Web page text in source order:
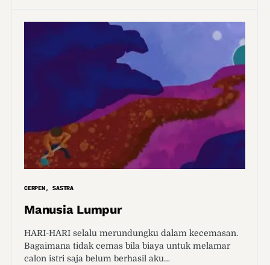
CERPEN SASTRA
Manusia Lumpur
HARI-HARI selalu merundungku dalam kecemasan.
Bagaimana tidak cemas bila biaya untuk melamar
calon istri saja belum berhasil aku…